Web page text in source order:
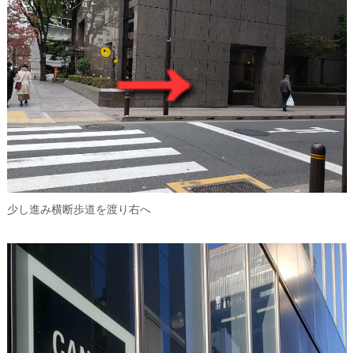
少し進み横断歩道を渡り右へ